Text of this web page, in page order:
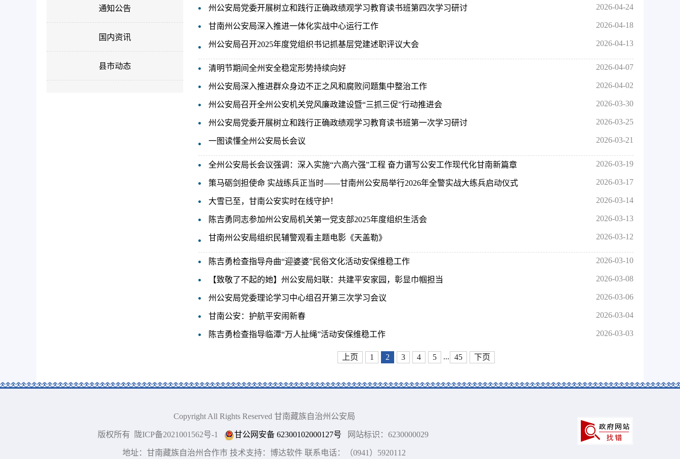
通知公告
国内资讯
县市动态
州公安局党委开展树立和践行正确政绩观学习教育读书班第四次学习研讨 2026-04-24
甘南州公安局深入推进一体化实战中心运行工作 2026-04-18
州公安局召开2025年度党组织书记抓基层党建述职评议大会 2026-04-13
清明节期间全州安全稳定形势持续向好 2026-04-07
州公安局深入推进群众身边不正之风和腐败问题集中整治工作 2026-04-02
州公安局召开全州公安机关党风廉政建设暨“三抓三促”行动推进会 2026-03-30
州公安局党委开展树立和践行正确政绩观学习教育读书班第一次学习研讨 2026-03-25
一图读懂全州公安局长会议 2026-03-21
全州公安局长会议强调：深入实施“六高六强”工程 奋力谱写公安工作现代化甘南新篇章 2026-03-19
策马砺剑担使命 实战练兵正当时——甘南州公安局举行2026年全警实战大练兵启动仪式 2026-03-17
大雪已至，甘南公安实时在线守护！ 2026-03-14
陈吉勇同志参加州公安局机关第一党支部2025年度组织生活会 2026-03-13
甘南州公安局组织民辅警观看主题电影《天盖勒》 2026-03-12
陈吉勇检查指导舟曲“迎婆婆”民俗文化活动安保维稳工作 2026-03-10
【致敬了不起的她】州公安局妇联：共建平安家园，彰显巾帼担当 2026-03-08
州公安局党委理论学习中心组召开第三次学习会议 2026-03-06
甘南公安：护航平安闹新春 2026-03-04
陈吉勇检查指导临潭“万人扯绳”活动安保维稳工作 2026-03-03
上页 1 2 3 4 5 ... 45 下页
Copyright All Rights Reserved 甘南藏族自治州公安局
版权所有 陇ICP备2021001562号-1 甘公网安备 62300102000127号 网站标识：6230000029
地址：甘南藏族自治州合作市 技术支持：博达软件 联系电话：（0941）5920112